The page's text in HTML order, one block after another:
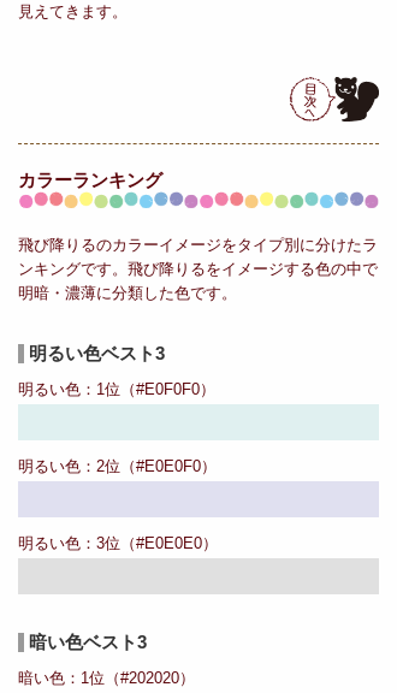
見えてきます。
カラーランキング
飛び降りるのカラーイメージをタイプ別に分けたラ
ンキングです。飛び降りるをイメージする色の中で
明暗・濃薄に分類した色です。
明るい色ベスト3
明るい色：1位（#E0F0F0）
明るい色：2位（#E0E0F0）
明るい色：3位（#E0E0E0）
暗い色ベスト3
暗い色：1位（#202020）